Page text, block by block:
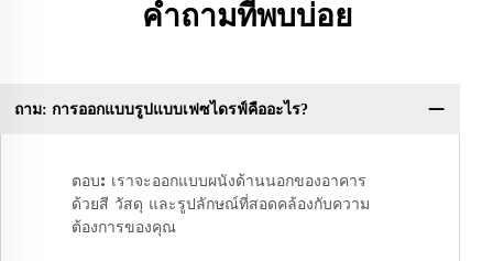
คำถามที่พบบ่อย
ถาม: การออกแบบรูปแบบเฟซไดรฟ์คืออะไร?
ตอบ: เราจะออกแบบผนังด้านนอกของอาคาร
ด้วยสี วัสดุ และรูปลักษณ์ที่สอดคล้องกับความ
ต้องการของคุณ